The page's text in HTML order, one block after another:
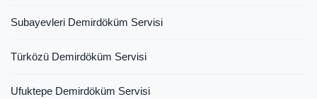
Subayevleri Demirdöküm Servisi
Türközü Demirdöküm Servisi
Ufuktepe Demirdöküm Servisi